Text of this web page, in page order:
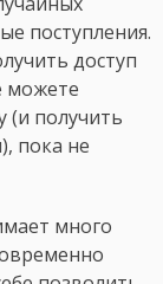
поступления.
доступ
можете
получить
пока не
много